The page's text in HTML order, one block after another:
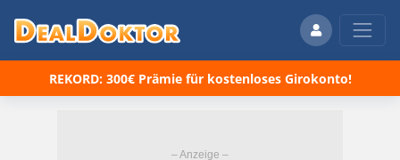
REKORD: 300€ Prämie für kostenloses Girokonto!